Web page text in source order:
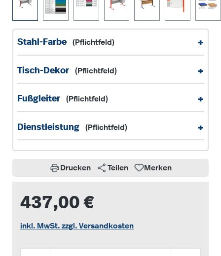
Stahl-Farbe (Pflichtfeld) +
Tisch-Dekor (Pflichtfeld) +
Fußgleiter (Pflichtfeld) +
Dienstleistung (Pflichtfeld) +
Drucken Teilen Merken
437,00 €
inkl. MwSt. zzgl. Versandkosten